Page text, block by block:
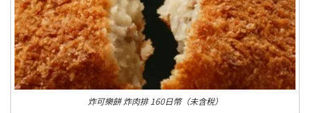
炸可樂餅 炸肉排 160日幣（未含稅）